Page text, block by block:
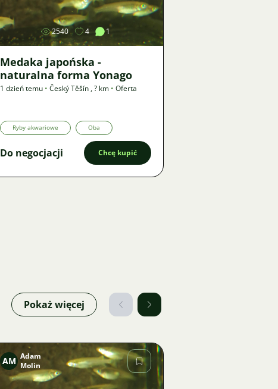
2540 4 1
Medaka japońska -
naturalna forma Yonago
1 dzień temu • Český Těšín ,? km • Oferta
Ryby akwariowe Oba
Do negocjacji Chcę kupić
Pokaż więcej
AM Adam
Molin